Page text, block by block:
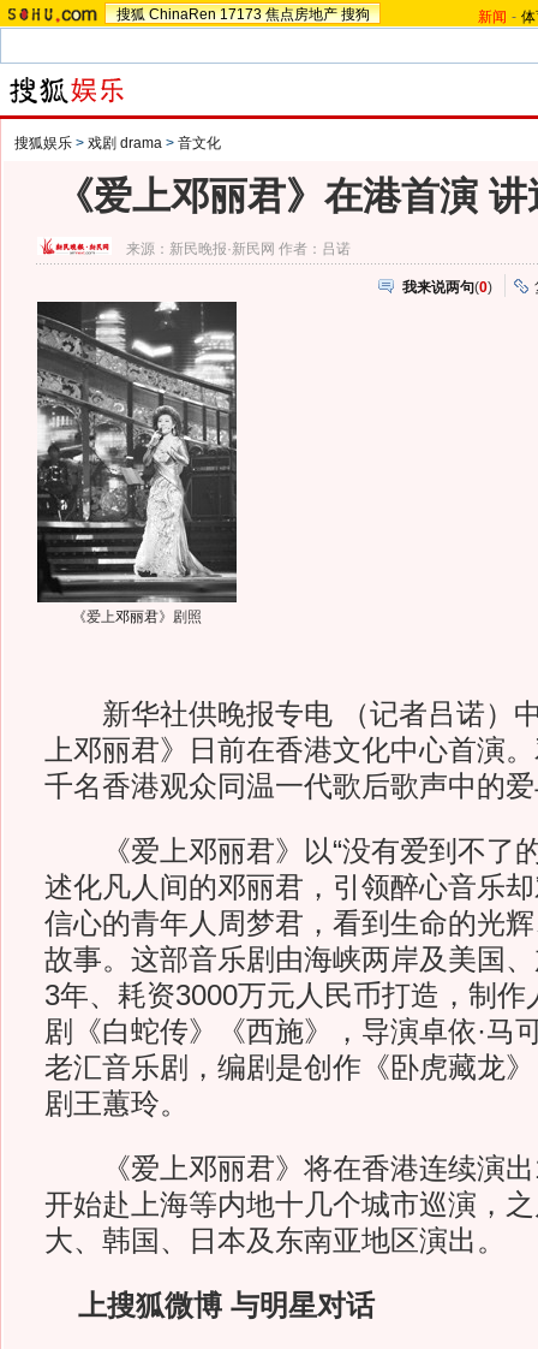
搜狐 ChinaRen 17173 焦点房地产 搜狗 新闻 -
搜狐娱乐 > 戏剧 drama > 音文化
《爱上邓丽君》在港首演
来源： 新民晚报·新民网 作者：吕诺
我来说两句(0)
《爱上邓丽君》剧照
新华社供晚报专电 （记者吕诺）
上邓丽君》日前在香港文化中心首演
千名香港观众同温一代歌后歌声中的
《爱上邓丽君》以“没有爱到不了
述化凡人间的邓丽君，引领醉心音乐
信心的青年人周梦君，看到生命的光
故事。这部音乐剧由海峡两岸及美国
3年、耗资3000万元人民币打造，制作
剧《白蛇传》《西施》，导演卓依·马
老汇音乐剧，编剧是创作《卧虎藏龙
剧王蕙玲。
《爱上邓丽君》将在香港连续演出
开始赴上海等内地十几个城市巡演，
大、韩国、日本及东南亚地区演出。
上搜狐微博 与明星对话